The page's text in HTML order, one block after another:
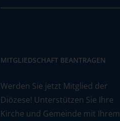
MITGLIEDSCHAFT BEANTRAGEN
Werden Sie jetzt Mitglied der
Diözese! Unterstützen Sie Ihre
Kirche und Gemeinde mit Ihrem